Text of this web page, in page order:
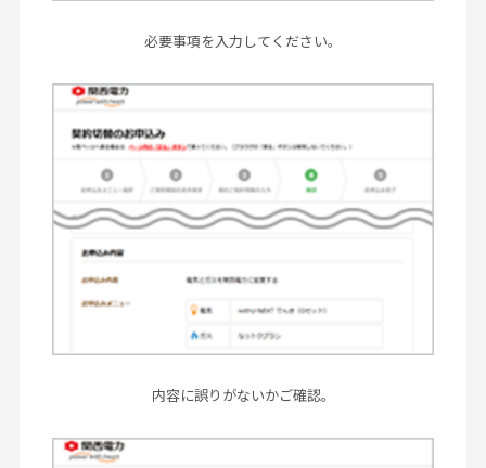
必要事項を入力してください。
内容に誤りがないかご確認。